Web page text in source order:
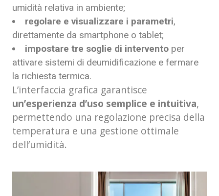
umidità relativa in ambiente;
regolare e visualizzare i parametri,
direttamente da smartphone o tablet;
impostare tre soglie di intervento per
attivare sistemi di deumidificazione e fermare
la richiesta termica.
L’interfaccia grafica garantisce
un’esperienza d’uso semplice e intuitiva,
permettendo una regolazione precisa della
temperatura e una gestione ottimale
dell’umidità.